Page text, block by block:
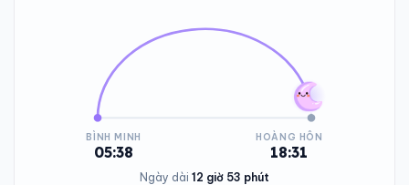
BÌNH MINH
05:38
HOÀNG HÔN
18:31
Ngày dài 12 giờ 53 phút